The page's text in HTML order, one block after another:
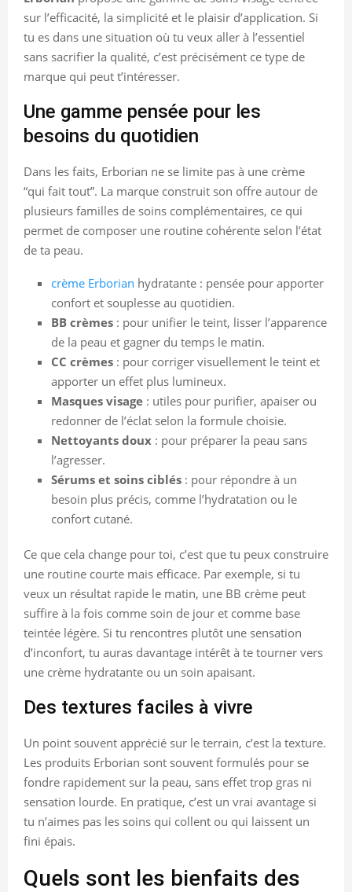
sur l’efficacité, la simplicité et le plaisir d’application. Si
tu es dans une situation où tu veux aller à l’essentiel
sans sacrifier la qualité, c’est précisément ce type de
marque qui peut t’intéresser.
Une gamme pensée pour les
besoins du quotidien
Dans les faits, Erborian ne se limite pas à une crème
“qui fait tout”. La marque construit son offre autour de
plusieurs familles de soins complémentaires, ce qui
permet de composer une routine cohérente selon l’état
de ta peau.
crème Erborian hydratante : pensée pour apporter
confort et souplesse au quotidien.
BB crèmes : pour unifier le teint, lisser l’apparence
de la peau et gagner du temps le matin.
CC crèmes : pour corriger visuellement le teint et
apporter un effet plus lumineux.
Masques visage : utiles pour purifier, apaiser ou
redonner de l’éclat selon la formule choisie.
Nettoyants doux : pour préparer la peau sans
l’agresser.
Sérums et soins ciblés : pour répondre à un
besoin plus précis, comme l’hydratation ou le
confort cutané.
Ce que cela change pour toi, c’est que tu peux construire
une routine courte mais efficace. Par exemple, si tu
veux un résultat rapide le matin, une BB crème peut
suffire à la fois comme soin de jour et comme base
teintée légère. Si tu rencontres plutôt une sensation
d’inconfort, tu auras davantage intérêt à te tourner vers
une crème hydratante ou un soin apaisant.
Des textures faciles à vivre
Un point souvent apprécié sur le terrain, c’est la texture.
Les produits Erborian sont souvent formulés pour se
fondre rapidement sur la peau, sans effet trop gras ni
sensation lourde. En pratique, c’est un vrai avantage si
tu n’aimes pas les soins qui collent ou qui laissent un
fini épais.
Quels sont les bienfaits des